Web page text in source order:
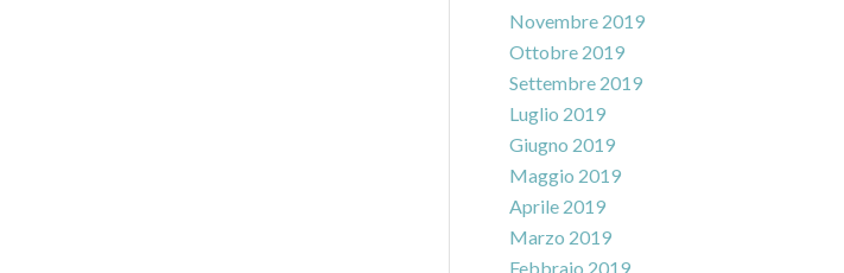
Novembre 2019
Ottobre 2019
Settembre 2019
Luglio 2019
Giugno 2019
Maggio 2019
Aprile 2019
Marzo 2019
Febbraio 2019